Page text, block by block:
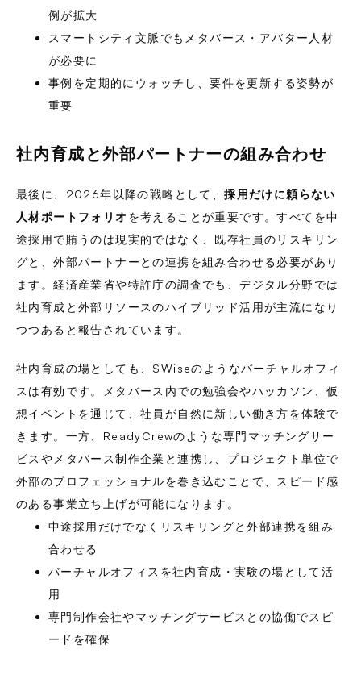
例が拡大
スマートシティ文脈でもメタバース・アバター人材
が必要に
事例を定期的にウォッチし、要件を更新する姿勢が
重要
社内育成と外部パートナーの組み合わせ
最後に、2026年以降の戦略として、採用だけに頼らない
人材ポートフォリオ を考えることが重要です。すべてを中
途採用で賄うのは現実的ではなく、既存社員のリスキリン
グと、外部パートナーとの連携を組み合わせる必要があり
ます。経済産業省や特許庁の調査でも、デジタル分野では
社内育成と外部リソースのハイブリッド活用が主流になり
つつあると報告されています。
社内育成の場としても、SWiseのようなバーチャルオフィ
スは有効です。メタバース内での勉強会やハッカソン、仮
想イベントを通じて、社員が自然に新しい働き方を体験で
きます。一方、ReadyCrewのような専門マッチングサー
ビスやメタバース制作企業と連携し、プロジェクト単位で
外部のプロフェッショナルを巻き込むことで、スピード感
のある事業立ち上げが可能になります。
中途採用だけでなくリスキリングと外部連携を組み
合わせる
バーチャルオフィスを社内育成・実験の場として活
用
専門制作会社やマッチングサービスとの協働でスピ
ードを確保